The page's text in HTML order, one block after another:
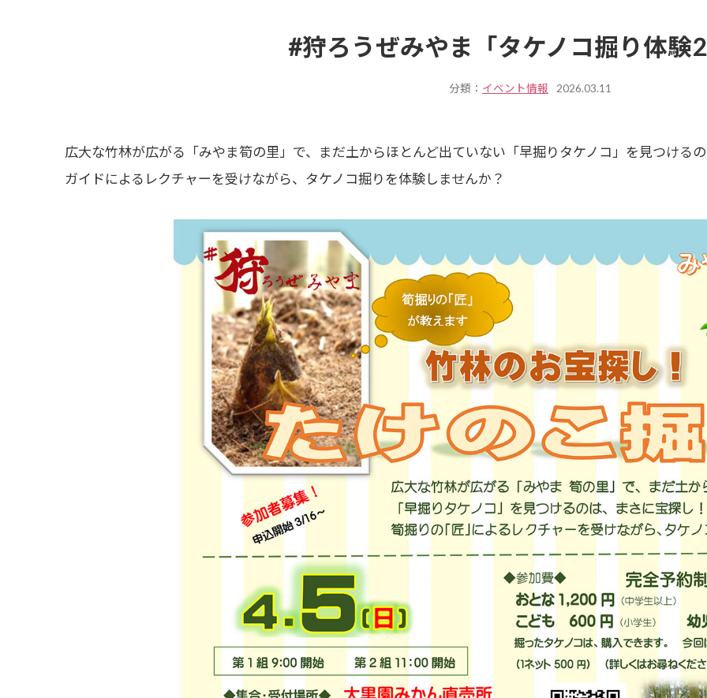
#狩ろうぜみやま「タケノコ掘り体験
分類： イベント情報 2026.03.11
広大な竹林が広がる「みやま筍の里」で、まだ土からほとんど出ていない「早掘りタケノコ」を見つける
ガイドによるレクチャーを受けながら、タケノコ掘りを体験しませんか？